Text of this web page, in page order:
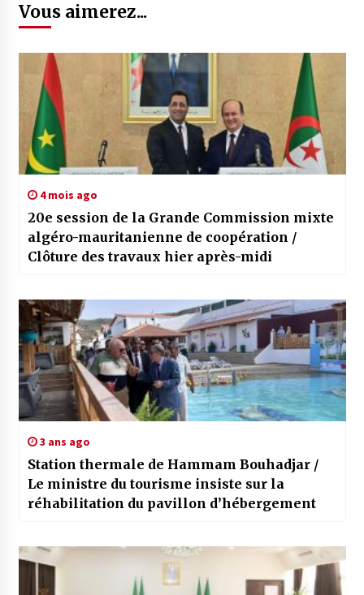
Vous aimerez...
4 mois ago
20e session de la Grande Commission mixte
algéro-mauritanienne de coopération /
Clôture des travaux hier après-midi
3 ans ago
Station thermale de Hammam Bouhadjar /
Le ministre du tourisme insiste sur la
réhabilitation du pavillon d’hébergement